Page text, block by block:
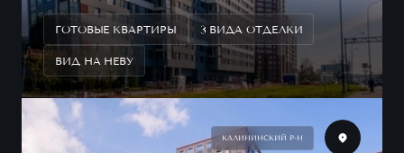
ГОТОВЫЕ КВАРТИРЫ 3 ВИДА ОТДЕЛКИ
ВИД НА НЕВУ
КАЛИНИНСКИЙ Р-Н